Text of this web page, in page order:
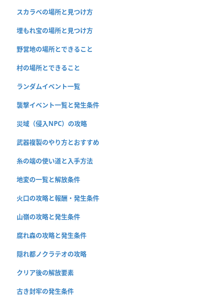
スカラベの場所と見つけ方
埋もれ宝の場所と見つけ方
野営地の場所とできること
村の場所とできること
ランダムイベント一覧
襲撃イベント一覧と発生条件
災域（侵入NPC）の攻略
武器複製のやり方とおすすめ
糸の端の使い道と入手方法
地変の一覧と解放条件
火口の攻略と報酬・発生条件
山嶺の攻略と発生条件
腐れ森の攻略と発生条件
隠れ都ノクラテオの攻略
クリア後の解放要素
古き封牢の発生条件